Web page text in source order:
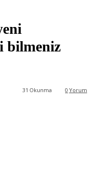
bilmeniz
0 Yorum
31 Okunma